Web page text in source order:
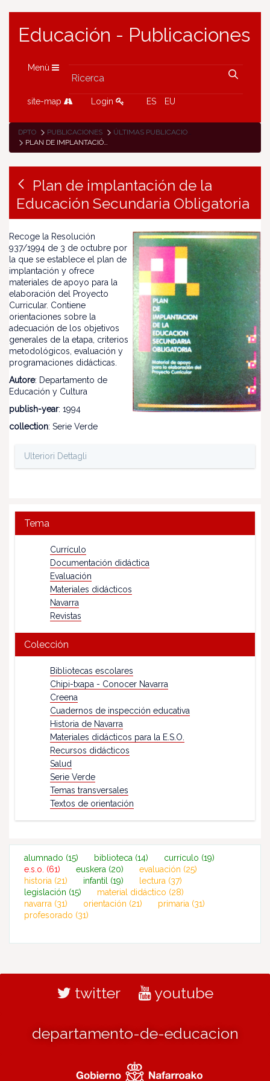
Educación - Publicaciones
Menù
site-map Login ES EU
DPTO PUBLICACIONES
ÚLTIMAS PUBLICACIONES
PLAN DE IMPLANTACIÓN DE LA EDUCACIÓN SECUNDARIA OBLIGATORIA
Plan de implantación de la
Educación Secundaria Obligatoria
Recoge la Resolución
937/1994 de 3 de octubre por
la que se establece el plan de
implantación y ofrece
materiales de apoyo para la
elaboración del Proyecto
Curricular. Contiene
orientaciones sobre la
adecuación de los objetivos
generales de la etapa, criterios
metodológicos, evaluación y
programaciones didácticas.
Autore: Departamento de
Educación y Cultura
publish-year: 1994
collection: Serie Verde
Ulteriori Dettagli
Tema
Currículo
Documentación didáctica
Evaluación
Materiales didácticos
Navarra
Revistas
Colección
Bibliotecas escolares
Chipi-txapa - Conocer Navarra
Creena
Cuadernos de inspección educativa
Historia de Navarra
Materiales didácticos para la E.S.O.
Recursos didácticos
Salud
Serie Verde
Temas transversales
Textos de orientación
alumnado (15) biblioteca (14) currículo (19)
e.s.o. (61) euskera (20) evaluación (25)
historia (21) infantil (19) lectura (37)
legislación (15) material didáctico (28)
navarra (31) orientación (21) primaria (31)
profesorado (31)
twitter youtube
departamento-de-educacion